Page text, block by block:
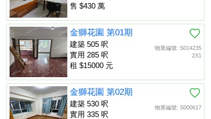
售 $430 萬
物業編號: S014235
2X1
金獅花園 第01期
建築 505 呎
實用 285 呎
租 $15000 元
物業編號: S000617
金獅花園 第02期
建築 530 呎
實用 335 呎